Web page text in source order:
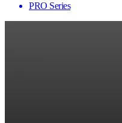
PRO Series